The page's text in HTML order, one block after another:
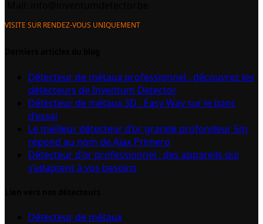
VISITE SUR RENDEZ-VOUS UNIQUEMENT
Détecteur de métaux professionnel : découvrez les
détecteurs de Inventum Detector
Détecteur de métaux 3D : Easy Way sur le banc
d’essai
Le meilleur détecteur d’or grande profondeur 5m
répond au nom de Ajax Primero
Détecteur d’or professionnel : des appareils qui
s’adaptent à vos besoins
Détecteur de métaux